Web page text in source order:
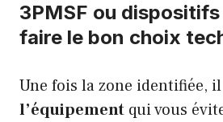
3PMSF ou
faire le bon choix
Une fois la zone identifiée,
l’équipement qui vous